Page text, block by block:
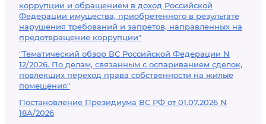
коррупции и обращением в доход Российской
Федерации имущества, приобретенного в результате
нарушения требований и запретов, направленных на
предотвращение коррупции"
"Тематический обзор ВС Российской Федерации N
12/2026. По делам, связанным с оспариванием сделок,
повлекших переход права собственности на жилые
помещения"
Постановление Президиума ВС РФ от 01.07.2026 N
18А/2026